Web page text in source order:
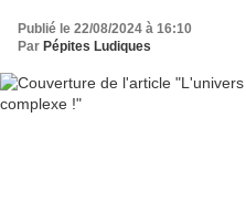
Publié le 22/08/2024 à 16:10
Par Pépites Ludiques